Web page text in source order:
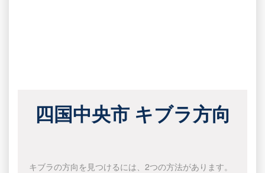
四国中央市 キブラ方向
キブラの方向を見つけるには、2つの方法があります。